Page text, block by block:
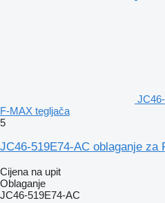
F-MAX tegljača
5
JC46-519E74-AC oblaganje za
Cijena na upit
Oblaganje
JC46-519E74-AC